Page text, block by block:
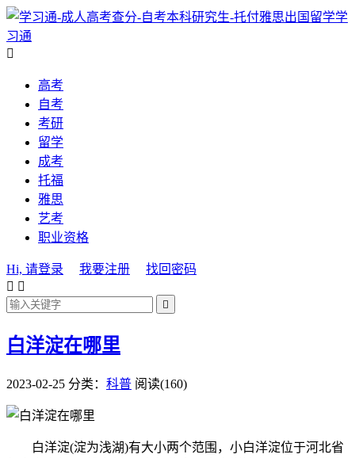
学
习通

高考
自考
考研
留学
成考
托福
雅思
艺考
职业资格
Hi, 请登录 我要注册
找回密码
 

白洋淀在哪里
2023-02-25 分类： 科普 阅读(160)
白洋淀(淀为浅湖)有大小两个范围，小白洋淀位于河北省